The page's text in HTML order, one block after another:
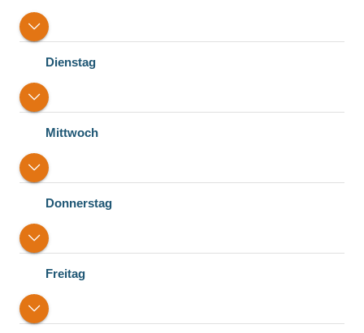
Dienstag
Mittwoch
Donnerstag
Freitag